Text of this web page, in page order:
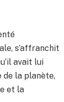
s’affranchit
avait lui
de la planète,
et la